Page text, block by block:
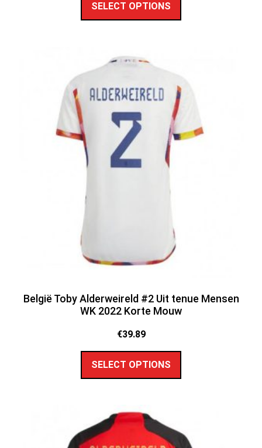
SELECT OPTIONS
België Toby Alderweireld #2 Uit tenue Mensen
WK 2022 Korte Mouw
€39.89
SELECT OPTIONS